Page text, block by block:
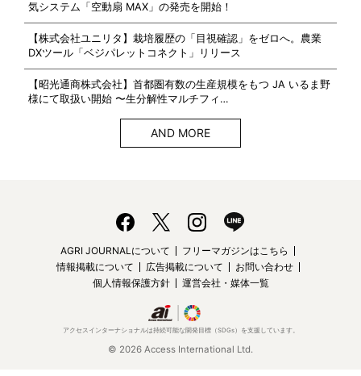
気システム「空動扇 MAX」の発売を開始！
【株式会社ユニリタ】栽培履歴の「目視確認」をゼロへ。農業
DXツール「ベジパレットコネクト」リリース
【昭光通商株式会社】首都圏有数の生産規模をもつ JA いるま野
様にて取扱い開始 〜生分解性マルチフィ…
AND MORE
AGRI JOURNALについて
フリーマガジンはこちら
情報掲載について
広告掲載について
お問い合わせ
個人情報保護方針
運営会社・媒体一覧
アクセスインターナショナルは持続可能な開発目標（SDGs）を支援しています。
© 2026 Access International Ltd.